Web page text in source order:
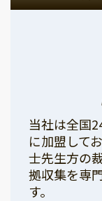
当社は全国
に加盟して
士先生方の
拠収集を専
す。